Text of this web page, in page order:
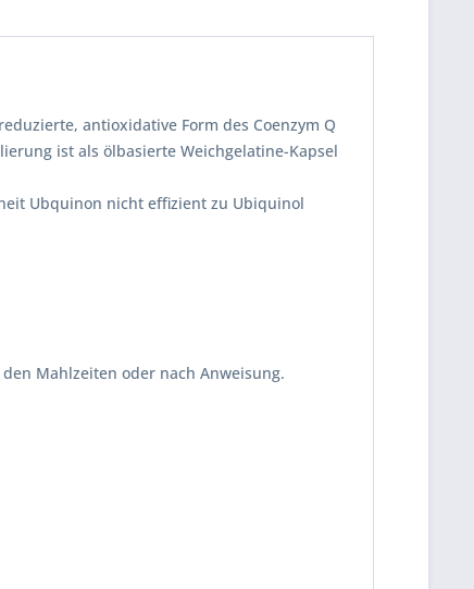
antioxidative Form des Coenzym Q
ist als ölbasierte Weichgelatine-Kapsel
Ubquinon nicht effizient zu Ubiquinol
Mahlzeiten oder nach Anweisung.